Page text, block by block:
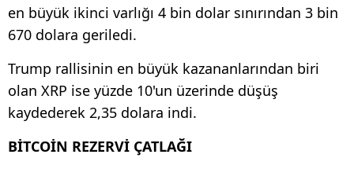
en büyük ikinci varlığı 4 bin dolar sınırından 3 bin
670 dolara geriledi.
Trump rallisinin en büyük kazananlarından biri
olan XRP ise yüzde 10'un üzerinde düşüş
kaydederek 2,35 dolara indi.
BİTCOİN REZERVİ ÇATLAĞI